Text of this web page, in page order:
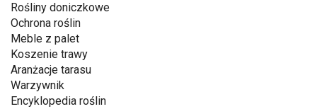
Rośliny doniczkowe
Ochrona roślin
Meble z palet
Koszenie trawy
Aranżacje tarasu
Warzywnik
Encyklopedia roślin